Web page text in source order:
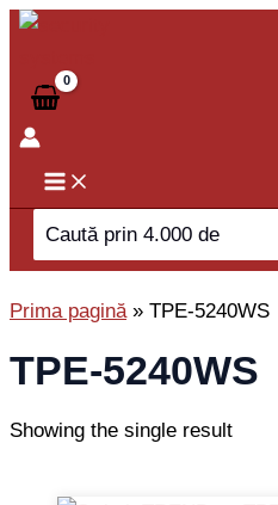
Skip
content
Search
for:
Prima pagină» TPE-5240WS
TPE-5240WS
Showing the single result